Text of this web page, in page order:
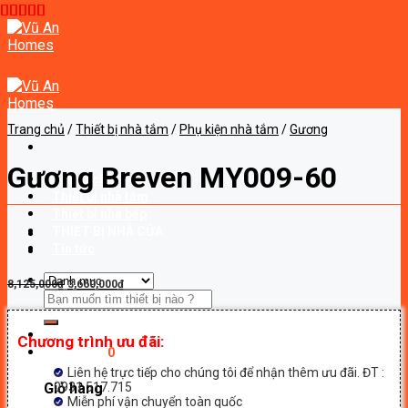
Skip
to
content
Trang chủ
Thiết bị nhà tắm
Tìm
kiếm:
Giỏ hàng 0
Giỏ hàng
Trang chủ /Thiết bị nhà tắm / Phụ kiện nhà tắm /Gương
Gương Breven MY009-60
8,125,000₫ Giá
gốc
là:
8,125,000₫.
3,660,000₫Giá
hiện
tại
là:
3,660,000₫.
Chương trình ưu đãi:
Liên hệ trực tiếp cho chúng tôi để nhận thêm ưu đãi. ĐT :
0931.517.715
Miễn phí vận chuyển toàn quốc